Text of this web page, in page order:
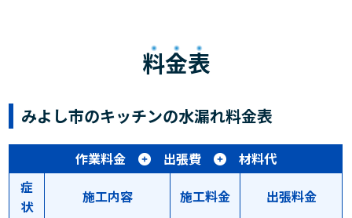
料金表
みよし市のキッチンの水漏れ料金表
作業料金 出張費
材料代
症
状
施工内容 施工料金 出張料金